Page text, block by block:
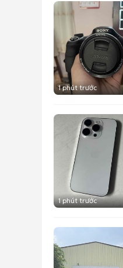
1 phút trước
1 phút trước